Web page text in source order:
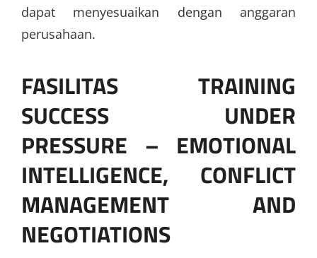
dapat menyesuaikan dengan anggaran
perusahaan.
FASILITAS TRAINING
SUCCESS UNDER
PRESSURE – EMOTIONAL
INTELLIGENCE, CONFLICT
MANAGEMENT AND
NEGOTIATIONS